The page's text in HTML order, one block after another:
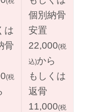
は
骨
(税
個別納骨
安置
22,000(税
込)から
もしくは
返骨
11,000(税